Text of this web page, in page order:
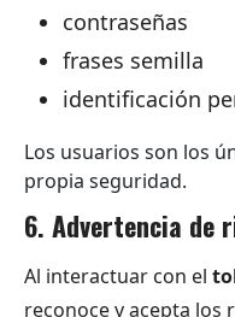
contraseñas
frases semilla
identificación
Los usuarios son los
propia seguridad.
6. Advertencia de
Al interactuar con el
reconoce y acepta los